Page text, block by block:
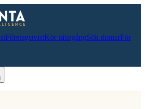
FöretagstvistKör rättegångSök domarFör